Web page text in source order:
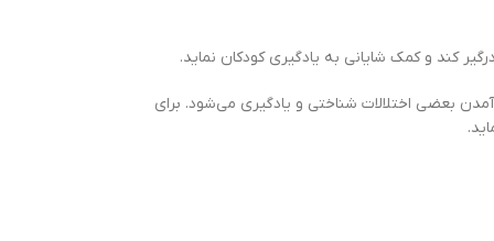
كند و كمك شاياني به يادگيري كودكان نمايد.
بعضي اختلالات شناختی و يادگيری مي‌شود. براي